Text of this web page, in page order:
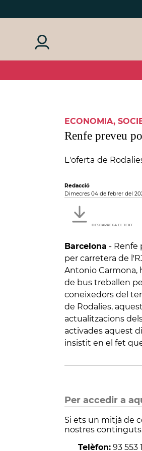
ECONOMIA,
Renfe preveu
L'oferta de
Redacció
dimecres 04 de febrer del
DESCARREGA EL TEXT
Barcelona - Renfe
per carretera de
Antonio Carmona,
de bus treballen
coneixedors del
de Rodalies,
actualitzacions
activades aquest
insistit en el fet
Per accedir a
Si ets un mitjà de
nostres
Telèfon: 93 553